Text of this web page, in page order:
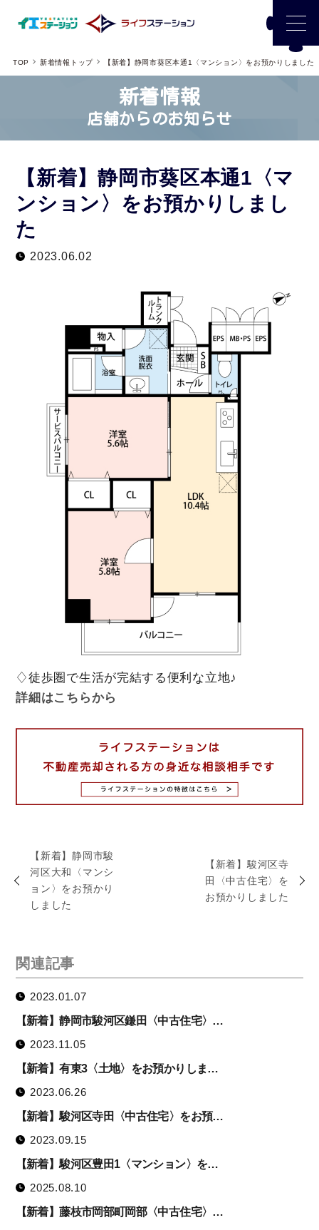
TOP 新着情報トップ 【新着】静岡市葵区本通1〈マンション〉をお預かりしました
新着情報
店舗からのお知らせ
【新着】静岡市葵区本通1〈マ
ンション〉をお預かりしまし
た
2023.06.02
♢徒歩圏で生活が完結する便利な立地♪
詳細はこちらから
【新着】静岡市駿
河区大和〈マンシ
ョン〉をお預かり
しました
【新着】駿河区寺
田〈中古住宅〉を
お預かりしました
関連記事
2023.01.07
【新着】静岡市駿河区鎌田〈中古住宅〉…
2023.11.05
【新着】有東3〈土地〉をお預かりしま…
2023.06.26
【新着】駿河区寺田〈中古住宅〉をお預…
2023.09.15
【新着】駿河区豊田1〈マンション〉を…
2025.08.10
【新着】藤枝市岡部町岡部〈中古住宅〉…